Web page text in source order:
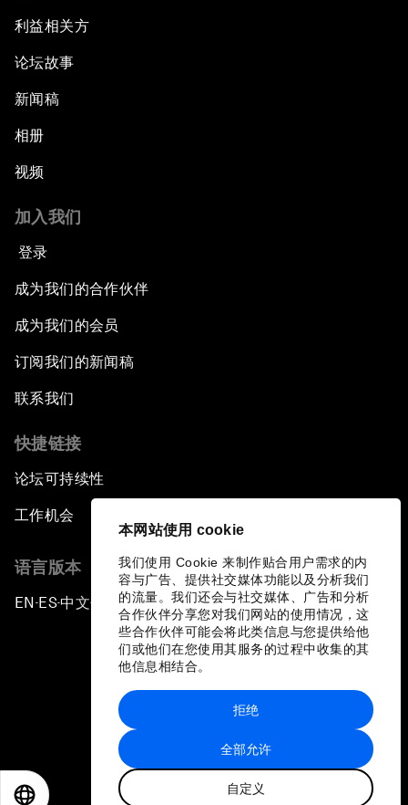
本网站使用 cookie
我们使用 Cookie 来制作贴合用户需求的内
容与广告、提供社交媒体功能以及分析我们
的流量。我们还会与社交媒体、广告和分析
合作伙伴分享您对我们网站的使用情况，这
些合作伙伴可能会将此类信息与您提供给他
们或他们在您使用其服务的过程中收集的其
他信息相结合。
全部允许
自定义
拒绝
利益相关方
论坛故事
新闻稿
相册
视频
加入我们
登录
成为我们的合作伙伴
成为我们的会员
订阅我们的新闻稿
联系我们
快捷链接
论坛可持续性
工作机会
语言版本
EN ▪ ES▪中文▪ 日本語
站点地图
世界经济论坛